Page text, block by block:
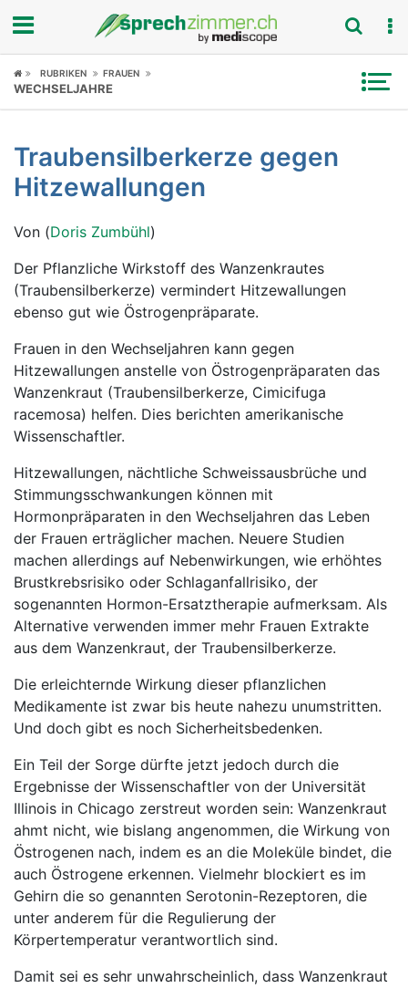
Fokus
Symptome
Ratgeber
Rubriken
RUBRIKEN FRAUEN
WECHSELJAHRE
Traubensilberkerze gegen
Hitzewallungen
Von (Doris Zumbühl)
Der Pflanzliche Wirkstoff des Wanzenkrautes
(Traubensilberkerze) vermindert Hitzewallungen
ebenso gut wie Östrogenpräparate.
Frauen in den Wechseljahren kann gegen
Hitzewallungen anstelle von Östrogenpräparaten das
Wanzenkraut (Traubensilberkerze, Cimicifuga
racemosa) helfen. Dies berichten amerikanische
Wissenschaftler.
Hitzewallungen, nächtliche Schweissausbrüche und
Stimmungsschwankungen können mit
Hormonpräparaten in den Wechseljahren das Leben
der Frauen erträglicher machen. Neuere Studien
machen allerdings auf Nebenwirkungen, wie erhöhtes
Brustkrebsrisiko oder Schlaganfallrisiko, der
sogenannten Hormon-Ersatztherapie aufmerksam. Als
Alternative verwenden immer mehr Frauen Extrakte
aus dem Wanzenkraut, der Traubensilberkerze.
Die erleichternde Wirkung dieser pflanzlichen
Medikamente ist zwar bis heute nahezu unumstritten.
Und doch gibt es noch Sicherheitsbedenken.
Ein Teil der Sorge dürfte jetzt jedoch durch die
Ergebnisse der Wissenschaftler von der Universität
Illinois in Chicago zerstreut worden sein: Wanzenkraut
ahmt nicht, wie bislang angenommen, die Wirkung von
Östrogenen nach, indem es an die Moleküle bindet, die
auch Östrogene erkennen. Vielmehr blockiert es im
Gehirn die so genannten Serotonin-Rezeptoren, die
unter anderem für die Regulierung der
Körpertemperatur verantwortlich sind.
Damit sei es sehr unwahrscheinlich, dass Wanzenkraut